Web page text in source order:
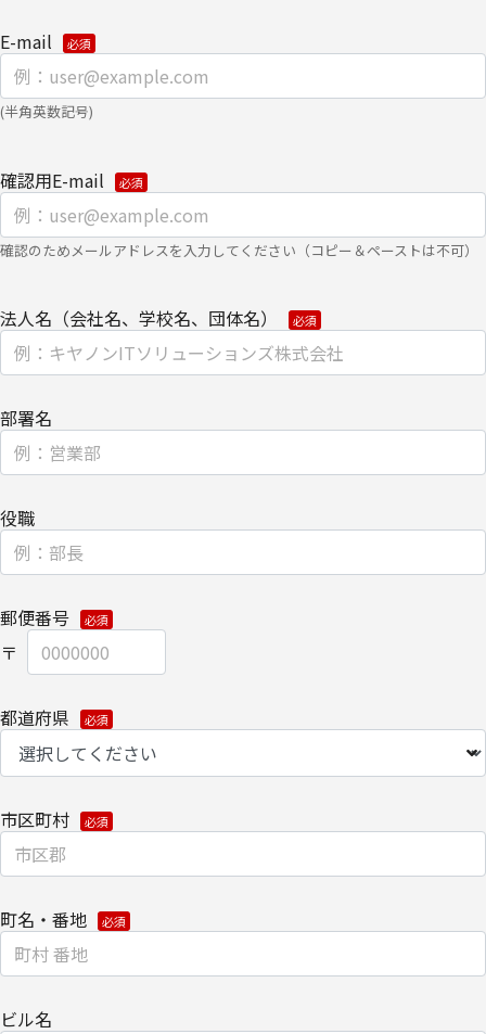
ウェブサイトにおける、お客さまアクセス情報の取り扱いについ
て。
クッキー（cookie）とウェブビーコンの使用によるアクセス情報
【第三者提供に関して】
当社はご提供いただきました個人情報を安全に管理し、以下の場合
・法令に基づく場合
・上記利用目的を実施するために、適切な機密保持契約を締結した
業務委託先へ委託する場合
・上記利用目的の範囲内で利用するために、当社のグループ会社お
よびパートナー企業に提供する場合
ついて、電子的な伝送または紙面/電子媒体による搬送もしくは手
渡しにて提供いたします。
社およびパートナー企業より直接ご連絡させていただく場合があり
ます。
当社は、委託業務により個人情報を外部へ預託する場合は、適切な
機密保持契約を締結し委託先を監督します。
個人情報をご提供いただけない場合は、当社からのお問い合わせ対
応/各種情報/サービスをお届けできなくなる場合がございます。
【個人情報の開示/訂正/削除に関して】
ご提供いただきました個人情報の開示/訂正/削除などを希望される
場合は、下記の【お問い合わせ先】にご連絡ください。また、お手
続きの詳細については、以下をご参照ください。
E-mail
(半角英数記号)
確認用E-mail
確認のためメールアドレスを入力してください（コピー＆ペーストは不可）
法人名（会社名、学校名、団体名）
部署名
役職
郵便番号
都道府県
市区町村
町名・番地
ビル名